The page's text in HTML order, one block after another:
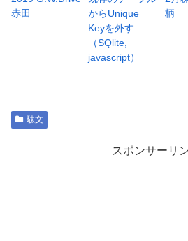
赤田
からUnique
Keyを外す
（SQlite,
javascript）
柄
駄文
スポンサーリ